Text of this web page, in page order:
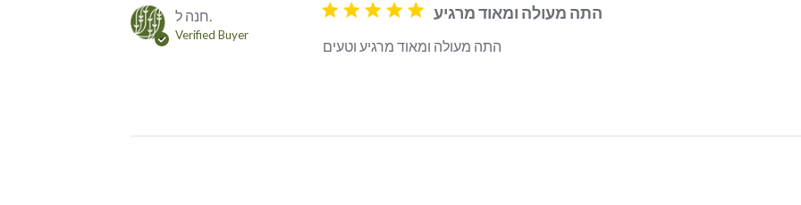
Verified Buyer
5 star rating התה מעולה ומאוד מרגיע
התה מעולה ומאוד מרגיע וטעים